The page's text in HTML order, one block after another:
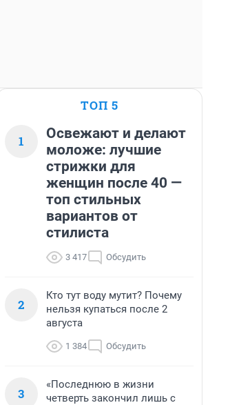
ТОП 5
1
Освежают и делают
моложе: лучшие
стрижки для
женщин после 40 —
топ стильных
вариантов от
стилиста
3 417 Обсудить
2
Кто тут воду мутит? Почему
нельзя купаться после 2
августа
1 384 Обсудить
3
«Последнюю в жизни
четверть закончил лишь с